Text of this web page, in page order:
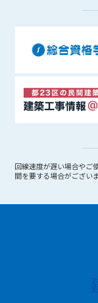
回線速度が遅い場合やご
間を要する場合がござい
第8条（サービスの
廃止を含み)し、本
できるものとします
被った損害について
します。
第9条（会員の個人
会員の氏名、住所、
ビスの提供に関連し
する場合を除き、第
(1) 会員が、自己の